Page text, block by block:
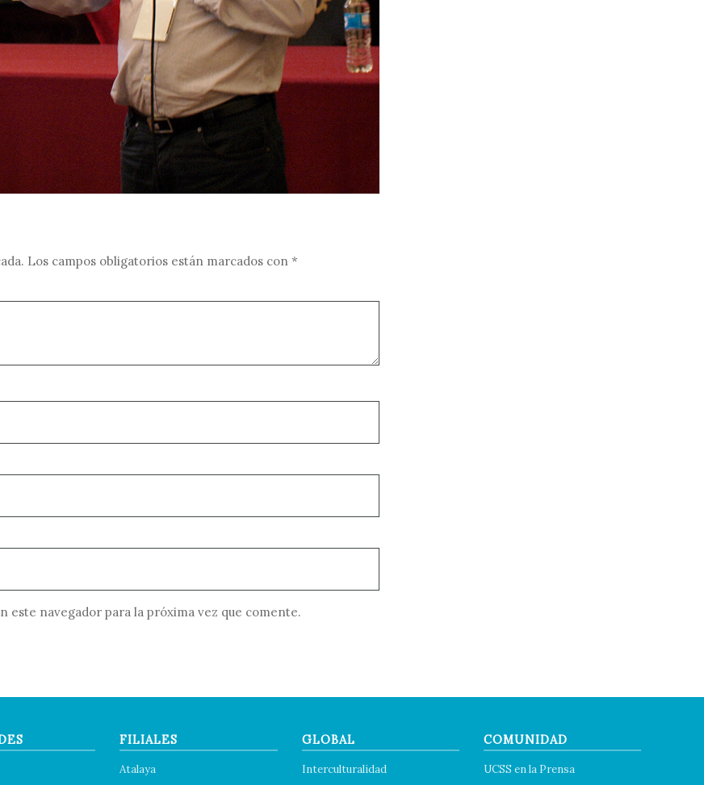
Los campos obligatorios están marcados con *
navegador para la próxima vez que comente.
FILIALES
Atalaya
GLOBAL
Interculturalidad
COMUNIDAD
UCSS en la Prensa